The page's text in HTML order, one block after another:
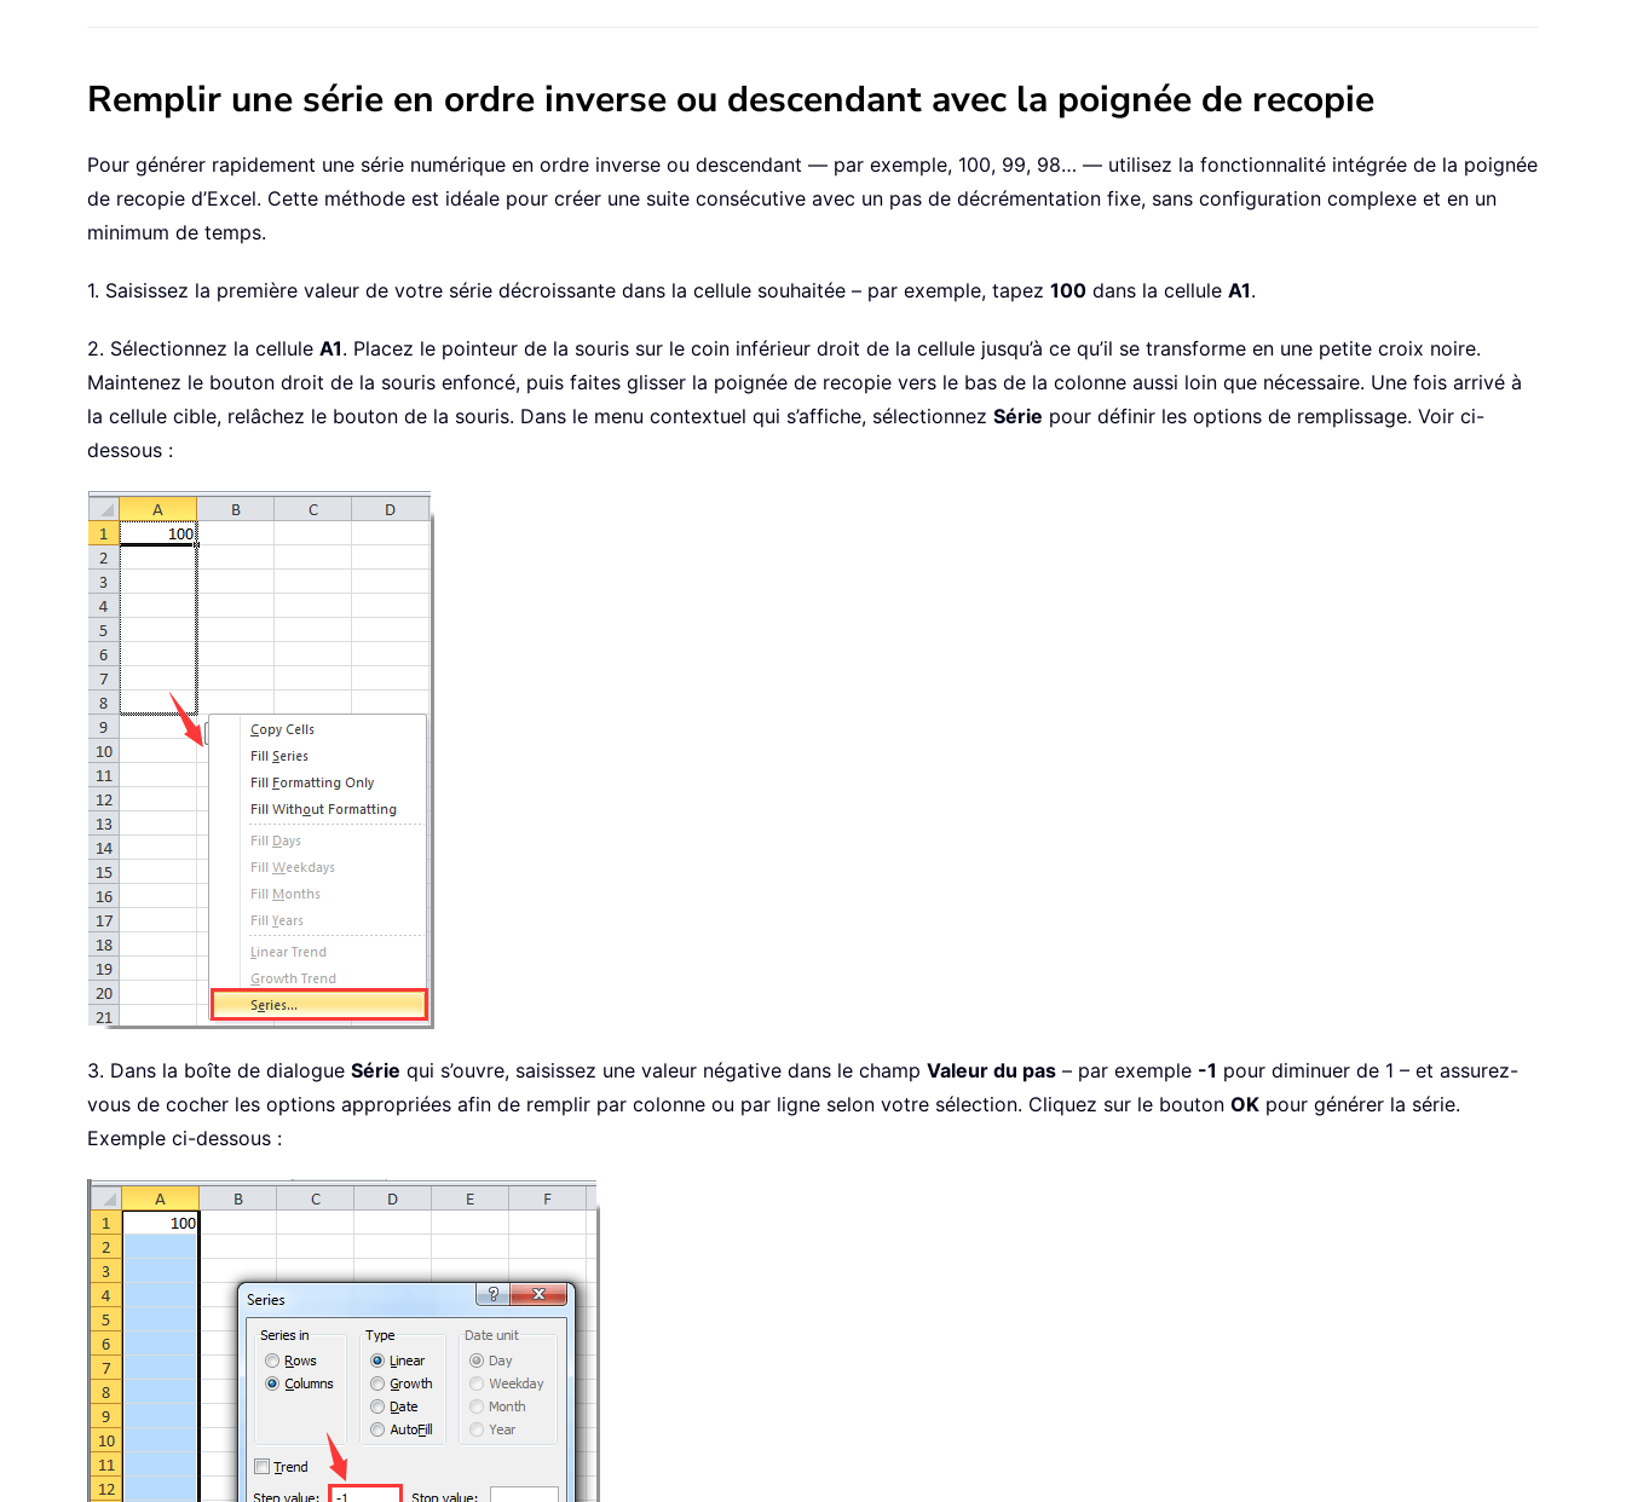
Remplir une série en ordre inverse ou descendant avec la poignée de recopie
Pour générer rapidement une série numérique en ordre inverse ou descendant — par exemple, 100, 99, 98… — utilisez la fonctionnalité intégrée de la poignée
de recopie d’Excel. Cette méthode est idéale pour créer une suite consécutive avec un pas de décrémentation fixe, sans configuration complexe et en un
minimum de temps.
1. Saisissez la première valeur de votre série décroissante dans la cellule souhaitée – par exemple, tapez 100 dans la cellule A1.
2. Sélectionnez la cellule A1. Placez le pointeur de la souris sur le coin inférieur droit de la cellule jusqu’à ce qu’il se transforme en une petite croix noire.
Maintenez le bouton droit de la souris enfoncé, puis faites glisser la poignée de recopie vers le bas de la colonne aussi loin que nécessaire. Une fois arrivé à
la cellule cible, relâchez le bouton de la souris. Dans le menu contextuel qui s’affiche, sélectionnez Série pour définir les options de remplissage. Voir ci-
dessous :
3. Dans la boîte de dialogue Série qui s’ouvre, saisissez une valeur négative dans le champ Valeur du pas – par exemple -1 pour diminuer de 1 – et assurez-
vous de cocher les options appropriées afin de remplir par colonne ou par ligne selon votre sélection. Cliquez sur le bouton OK pour générer la série.
Exemple ci-dessous :